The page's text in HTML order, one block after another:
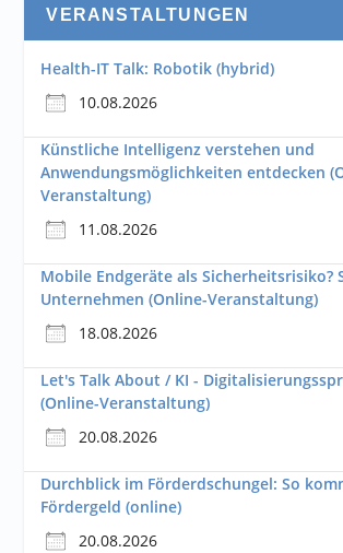
VERANSTALTUNGEN
Health-IT Talk: Robotik (hybrid)
10.08.2026
Künstliche Intelligenz verstehen und
Anwendungsmöglichkeiten entdecken
Veranstaltung)
11.08.2026
Mobile Endgeräte als Sicherheitsrisiko?
Unternehmen (Online-Veranstaltung)
18.08.2026
Let's Talk About / KI -
(Online-Veranstaltung)
20.08.2026
Durchblick im Förderdschungel: So
Fördergeld (online)
20.08.2026